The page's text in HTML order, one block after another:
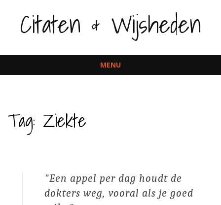
Citaten & Wijsheden
MENU
Tag: Ziekte
Een appel per dag houdt de
dokters weg, vooral als je goed